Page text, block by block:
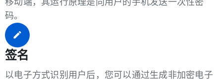
码。
签名
以电子方式识别用户后，您可以通过生成非加密电子